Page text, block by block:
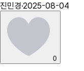
진민경·2025-08-04
0